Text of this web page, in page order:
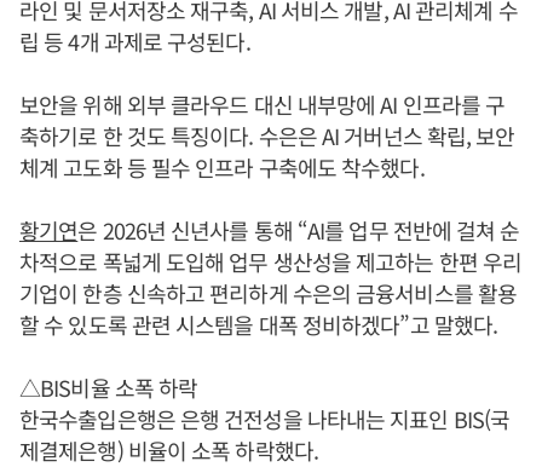
라인 및 문서저장소 재구축, AI 서비스 개발, AI 관리체계 수
립 등 4개 과제로 구성된다.
보안을 위해 외부 클라우드 대신 내부망에 AI 인프라를 구
축하기로 한 것도 특징이다. 수은은 AI 거버넌스 확립, 보안
체계 고도화 등 필수 인프라 구축에도 착수했다.
황기연은 2026년 신년사를 통해 “AI를 업무 전반에 걸쳐 순
차적으로 폭넓게 도입해 업무 생산성을 제고하는 한편 우리
기업이 한층 신속하고 편리하게 수은의 금융서비스를 활용
할 수 있도록 관련 시스템을 대폭 정비하겠다”고 말했다.
△BIS비율 소폭 하락
한국수출입은행은 은행 건전성을 나타내는 지표인 BIS(국
제결제은행) 비율이 소폭 하락했다.